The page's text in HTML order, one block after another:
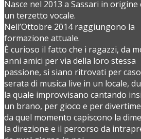
Nasce nel 2013 a Sassari in origine
un terzetto vocale.
Nell’Ottobre 2014 raggiungono la
formazione attuale.
È curioso il fatto che i ragazzi, da
anni amici per via della loro stessa
passione, si siano ritrovati per
serata di musica live in un locale,
la quale improvvisano cantando
un brano, per gioco e per
da quel momento capiscono la
la direzione e il percorso da